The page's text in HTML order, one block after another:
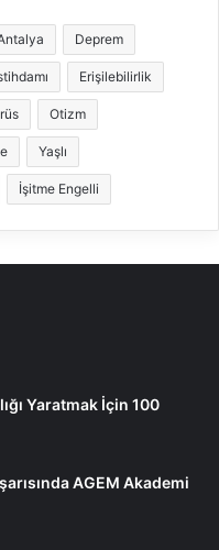
Deprem
Erişilebilirlik
Otizm
Yaşlı
İşitme Engelli
Yaratmak İçin 100
AGEM Akademi